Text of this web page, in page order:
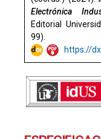
Electrónica
Editorial
99).
https://